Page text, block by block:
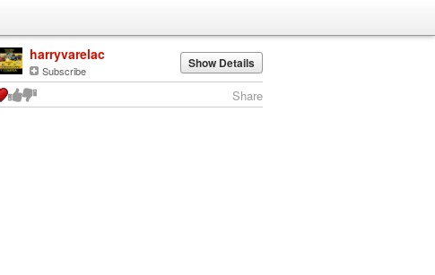
harryvarelac
Subscribe Show Details
Share